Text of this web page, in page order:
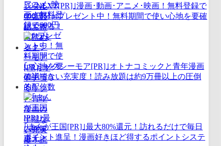
｢U-NEXT[PR]｣漫画･動画･アニメ･映画！無料登録で
600円分ptプレゼント中！無料期間で使い心地を要確
認できる！
｢コミックシーモア[PR]｣オトナコミックと青年漫画
の半端ない充実度！読み放題は約9万冊以上の圧倒
的配信数
｢まんが王国[PR]｣最大80%還元！訪れるだけで毎日
ポイント進呈！漫画好きほど得するポイントシステ